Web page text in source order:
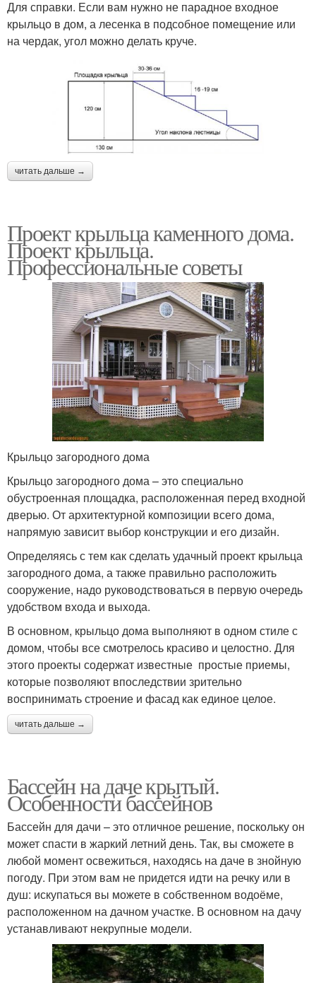
Для справки. Если вам нужно не парадное входное
крыльцо в дом, а лесенка в подсобное помещение или
на чердак, угол можно делать круче.
читать дальше →
Проект крыльца каменного дома.
Проект крыльца.
Профессиональные советы
Крыльцо загородного дома
Крыльцо загородного дома – это специально
обустроенная площадка, расположенная перед входной
дверью. От архитектурной композиции всего дома,
напрямую зависит выбор конструкции и его дизайн.
Определяясь с тем как сделать удачный проект крыльца
загородного дома, а также правильно расположить
сооружение, надо руководствоваться в первую очередь
удобством входа и выхода.
В основном, крыльцо дома выполняют в одном стиле с
домом, чтобы все смотрелось красиво и целостно. Для
этого проекты содержат известные простые приемы,
которые позволяют впоследствии зрительно
воспринимать строение и фасад как единое целое.
читать дальше →
Бассейн на даче крытый.
Особенности бассейнов
Бассейн для дачи – это отличное решение, поскольку он
может спасти в жаркий летний день. Так, вы сможете в
любой момент освежиться, находясь на даче в знойную
погоду. При этом вам не придется идти на речку или в
душ: искупаться вы можете в собственном водоёме,
расположенном на дачном участке. В основном на дачу
устанавливают некрупные модели.